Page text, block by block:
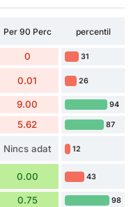
Per 90 Perc percentil
0 31
0.01 26
9.00 94
5.62 87
Nincs adat 12
0.00 43
0.75 98